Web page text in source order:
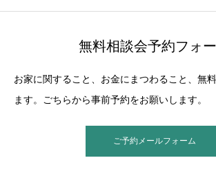
無料相談会予約フォ
お家に関すること、お金にまつわること、無
ます。ごちらから事前予約をお願いします。
ご予約メールフォーム